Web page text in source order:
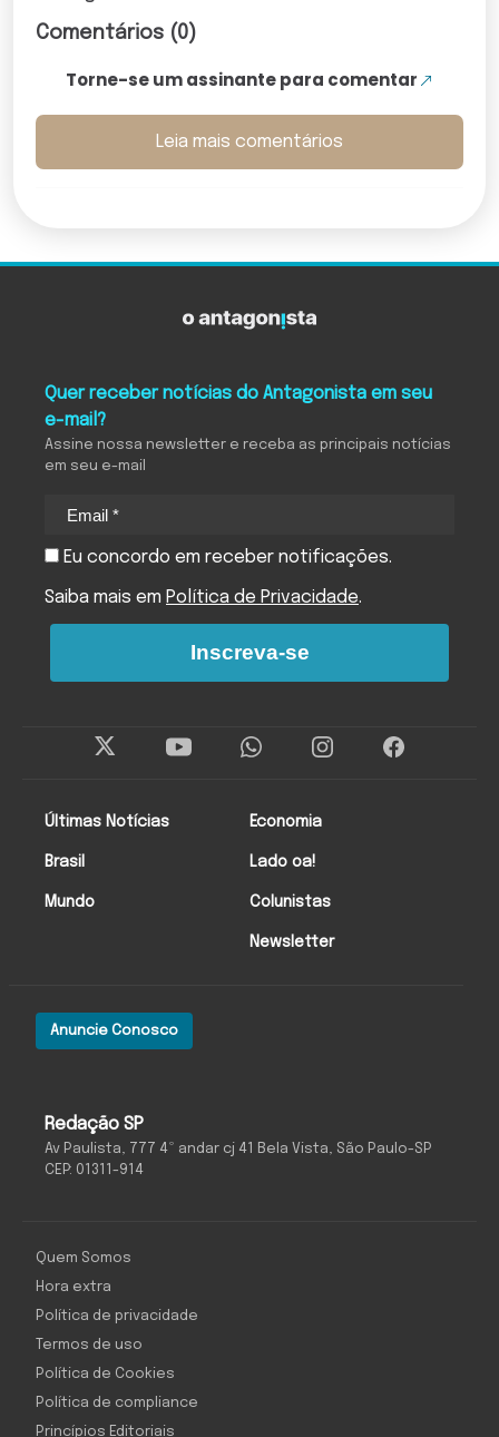
Comentários (0)
Torne-se um assinante para comentar
Leia mais comentários
Redação SP
Av Paulista, 777 4º andar cj 41 Bela Vista, São Paulo-SP
CEP: 01311-914
Anuncie Conosco
Últimas Notícias
Brasil
Mundo
Economia
Lado oa!
Colunistas
Newsletter
Quer receber notícias do Antagonista em seu
e-mail?
Assine nossa newsletter e receba as principais notícias
em seu e-mail
Eu concordo em receber notificações.
Saiba mais em Política de Privacidade.
Inscreva-se
Quem Somos
Hora extra
Política de privacidade
Termos de uso
Política de Cookies
Política de compliance
Princípios Editoriais